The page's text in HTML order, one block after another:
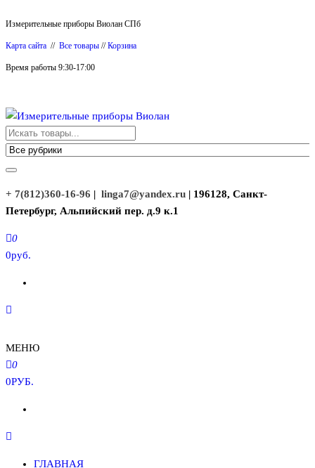
к
содержимому
Измерительные приборы Виолан СПб
Карта сайта // Все товары //Корзина
Время работы 9:30-17:00
Измерительные приборы Виолан
+ 7(812)360-16-96 | linga7@yandex.ru | 196128, Санкт-
Петербург, Альпийский пер. д.9 к.1
0
0руб.
МЕНЮ
0
0РУБ.
ГЛАВНАЯ